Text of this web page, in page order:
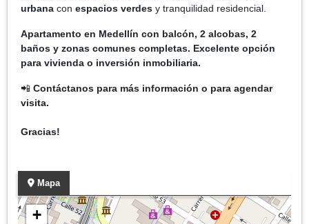
urbana con espacios verdes y tranquilidad residencial.
Apartamento en Medellín con balcón, 2 alcobas, 2
baños y zonas comunes completas. Excelente opción
para vivienda o inversión inmobiliaria.
📲 Contáctanos para más información o para agendar
visita.
Gracias!
Mapa
+